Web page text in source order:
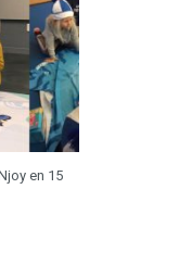
en 15